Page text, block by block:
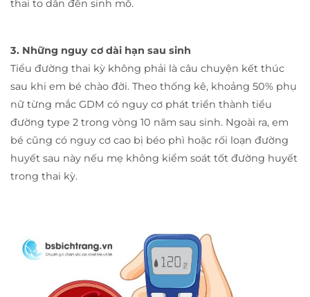
thai to dẫn đến sinh mổ.
3. Những nguy cơ dài hạn sau sinh
Tiểu đường thai kỳ không phải là câu chuyện kết thúc
sau khi em bé chào đời. Theo thống kê, khoảng 50% phụ
nữ từng mắc GDM có nguy cơ phát triển thành tiểu
đường type 2 trong vòng 10 năm sau sinh. Ngoài ra, em
bé cũng có nguy cơ cao bị béo phì hoặc rối loạn đường
huyết sau này nếu mẹ không kiểm soát tốt đường huyết
trong thai kỳ.